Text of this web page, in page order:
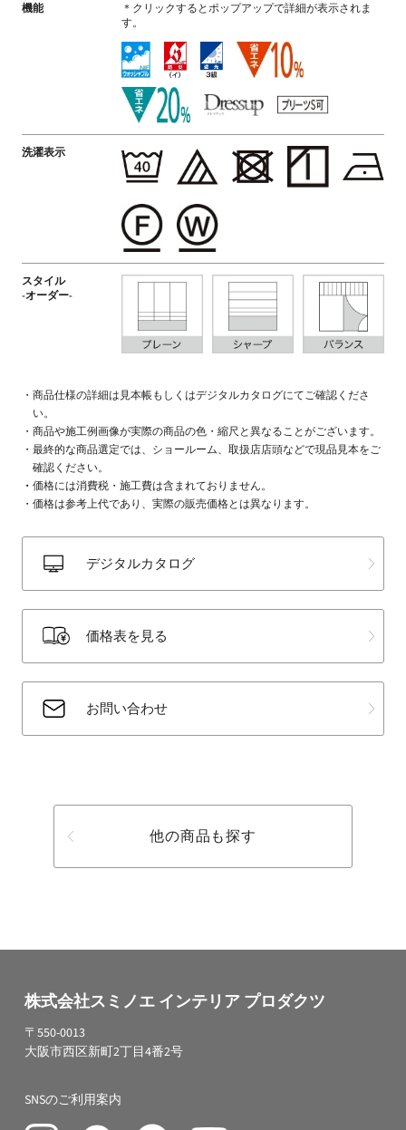
機能
＊クリックするとポップアップで詳細が表示されま
す。
洗濯表示
スタイル
-オーダー-
商品仕様の詳細は見本帳もしくはデジタルカタログにてご確認くださ
い。
商品や施工例画像が実際の商品の色・縮尺と異なることがございます。
最終的な商品選定では、ショールーム、取扱店店頭などで現品見本をご
確認ください。
価格には消費税・施工費は含まれておりません。
価格は参考上代であり、実際の販売価格とは異なります。
デジタルカタログ
価格表を見る
お問い合わせ
他の商品も探す
株式会社スミノエ インテリア プロダクツ
〒550-0013
大阪市西区新町2丁目4番2号
SNSのご利用案内